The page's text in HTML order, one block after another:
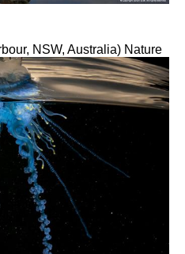
NSW, Australia) Nature